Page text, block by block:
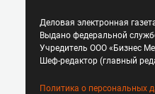
Деловая электронная
Выдано федеральной
Учредитель ООО «Бизнес
Шеф-редактор (главный
Политика о персональных